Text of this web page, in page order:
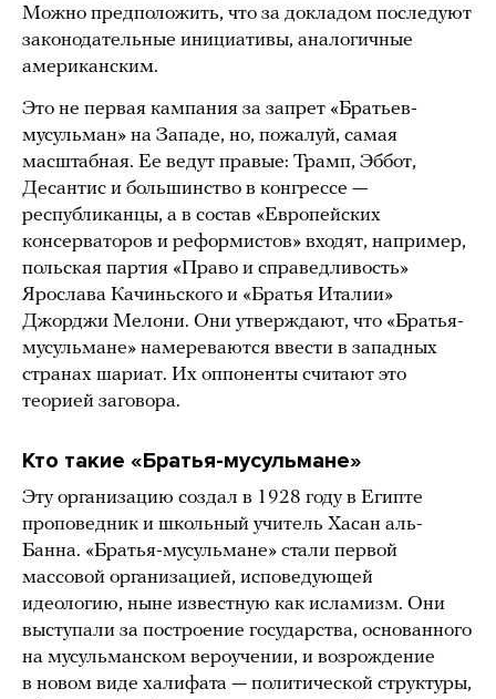
Можно предположить, что за докладом последуют
законодательные инициативы, аналогичные
американским.
Это не первая кампания за запрет «Братьев-
мусульман» на Западе, но, пожалуй, самая
масштабная. Ее ведут правые: Трамп, Эббот,
Десантис и большинство в конгрессе —
республиканцы, а в состав «Европейских
консерваторов и реформистов» входят, например,
польская партия «Право и справедливость»
Ярослава Качиньского и «Братья Италии»
Джорджи Мелони. Они утверждают, что «Братья-
мусульмане» намереваются ввести в западных
странах шариат. Их оппоненты считают это
теорией заговора.
Кто такие «Братья-мусульмане»
Эту организацию создал в 1928 году в Египте
проповедник и школьный учитель Хасан аль-
Банна. «Братья-мусульмане» стали первой
массовой организацией, исповедующей
идеологию, ныне известную как исламизм. Они
выступали за построение государства, основанного
на мусульманском вероучении, и возрождение
в новом виде халифата — политической структуры,